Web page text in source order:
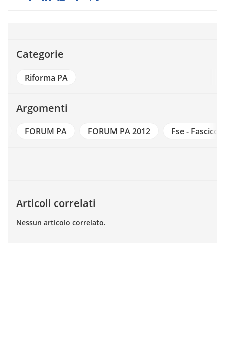
Categorie
Riforma PA
Argomenti
FORUM PA FORUM PA 2012 Fse -
Articoli correlati
Nessun articolo correlato.